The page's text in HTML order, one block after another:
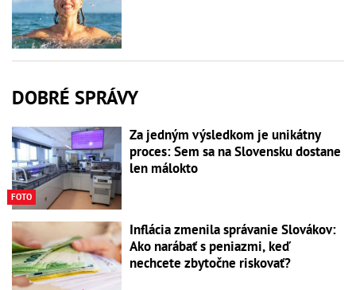
DOBRÉ SPRÁVY
FOTO
Za jedným výsledkom je unikátny
proces: Sem sa na Slovensku dostane
len málokto
Inflácia zmenila správanie Slovákov:
Ako narábať s peniazmi, keď
nechcete zbytočne riskovať?